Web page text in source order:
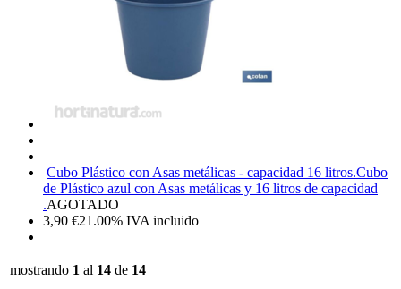
Cubo Plástico con Asas metálicas - capacidad 16 litros.Cubo
de Plástico azul con Asas metálicas y 16 litros de capacidad
.AGOTADO
3,90 €21.00% IVA incluido
mostrando 1 al 14 de 14